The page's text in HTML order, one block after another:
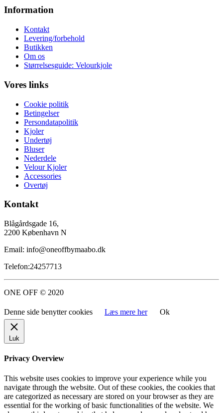
Information
Kontakt
Levering/forbehold
Butikken
Om os
Størrelsesguide: Velourkjole
Vores links
Cookie politik
Betingelser
Persondatapolitik
Kjoler
Undertøj
Bluser
Nederdele
Velour Kjoler
Accessories
Overtøj
Kontakt
Blågårdsgade 16,
2200 København N
Email: info@oneoffbymaabo.dk
Telefon:24257713
ONE OFF © 2020
Denne side benytter cookies Læs mere her Ok
Luk
Privacy Overview
This website uses cookies to improve your experience while you
navigate through the website. Out of these cookies, the cookies that
are categorized as necessary are stored on your browser as they are
essential for the working of basic functionalities of the website. We